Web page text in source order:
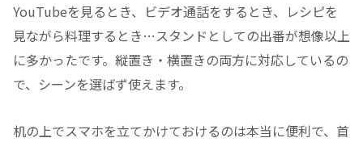
YouTubeを見るとき、ビデオ通話をするとき、レシピを
見ながら料理するとき…スタンドとしての出番が想像以上
に多かったです。縦置き・横置きの両方に対応しているの
で、シーンを選ばず使えます。
机の上でスマホを立てかけておけるのは本当に便利で、首